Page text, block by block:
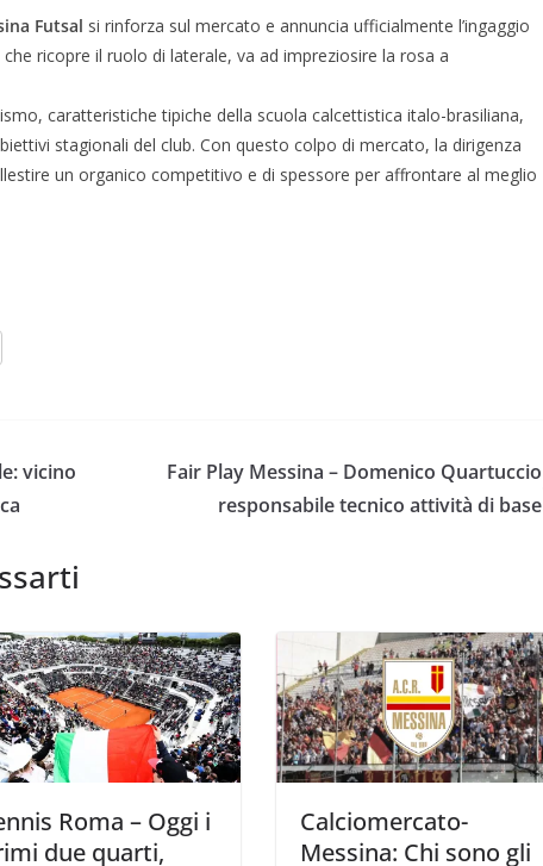
Futsal si rinforza sul mercato e annuncia ufficialmente l’ingaggio
ricopre il ruolo di laterale, va ad impreziosire la rosa a
caratteristiche tipiche della scuola calcettistica italo-brasiliana,
stagionali del club. Con questo colpo di mercato, la dirigenza
un organico competitivo e di spessore per affrontare al meglio
vicino
Fair Play Messina – Domenico Quartuccio
responsabile tecnico attività di base
Roma – Oggi i
due quarti,
Calciomercato-
Messina: Chi sono gli